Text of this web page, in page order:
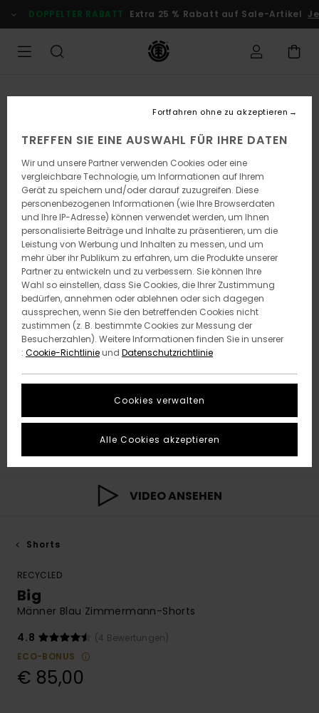
zur
Produktinformation
DOPPELTER RABATT Extra 25 % Rabatt auf Sale-Artikel
VIDEO ANSEHEN
Shorts
RECYCLED
Big
Männer Blau Zimmermann-Shorts
4.8
(4 Bewertungen)
ECO-BONUS
€ 85,00
TREFFEN SIE EINE AUSWAHL FÜR IHRE DATEN
Wir und unsere Partner verwenden Cookies oder eine
vergleichbare Technologie, um Informationen auf Ihrem
Gerät zu speichern und/oder darauf zuzugreifen. Diese
personenbezogenen Informationen (wie Ihre Browserdaten
und Ihre IP-Adresse) können verwendet werden, um Ihnen
personalisierte Beiträge und Inhalte zu präsentieren, um die
Leistung von Werbung und Inhalten zu messen, und um
mehr über ihr Publikum zu erfahren, um die Produkte unserer
Partner zu entwickeln und zu verbessern. Sie können Ihre
Wahl so einstellen, dass Sie Cookies, die Ihrer Zustimmung
bedürfen, annehmen oder ablehnen oder sich dagegen
aussprechen, wenn Sie den betreffenden Cookies nicht
zustimmen (z. B. bestimmte Cookies zur Messung der
Besucherzahlen). Weitere Informationen finden Sie in unserer
: Cookie-Richtlinieund Datenschutzrichtlinie
Cookies verwalten
Fortfahren ohne zu akzeptieren
Alle Cookies akzeptieren